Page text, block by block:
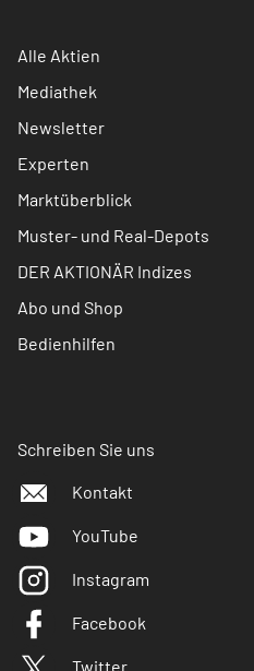
Alle Aktien
Mediathek
Newsletter
Experten
Marktüberblick
Muster- und Real-Depots
DER AKTIONÄR Indizes
Abo und Shop
Bedienhilfen
Schreiben Sie uns
Kontakt
YouTube
Instagram
Facebook
Twitter